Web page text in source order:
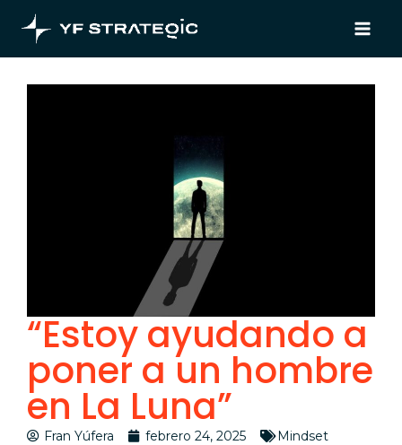
contenido
Main
“Estoy ayudando a
poner a un hombre
en La Luna”
Fran Yúfera febrero 24, 2025
Mindset